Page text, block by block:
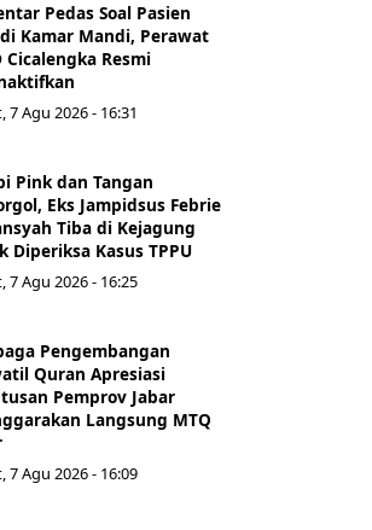
Pedas Soal Pasien
di Kamar Mandi, Perawat
Cicalengka Resmi
7 Agu 2026 - 16:31
Pink dan Tangan
Eks Jampidsus Febrie
Tiba di Kejagung
Diperiksa Kasus TPPU
7 Agu 2026 - 16:25
Pengembangan
Quran Apresiasi
Pemprov Jabar
Langsung MTQ
7 Agu 2026 - 16:09